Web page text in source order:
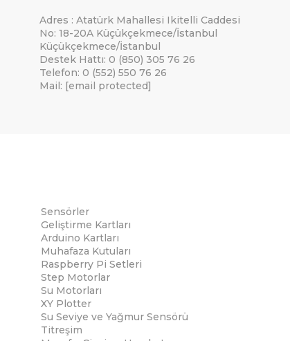
Adres : Atatürk Mahallesi Ikitelli Caddesi
No: 18-20A Küçükçekmece/İstanbul
Küçükçekmece/İstanbul
Destek Hattı: 0 (850) 305 76 26
Telefon: 0 (552) 550 76 26
Mail: [email protected]
Sensörler
Geliştirme Kartları
Arduino Kartları
Muhafaza Kutuları
Raspberry Pi Setleri
Step Motorlar
Su Motorları
XY Plotter
Su Seviye ve Yağmur Sensörü
Titreşim